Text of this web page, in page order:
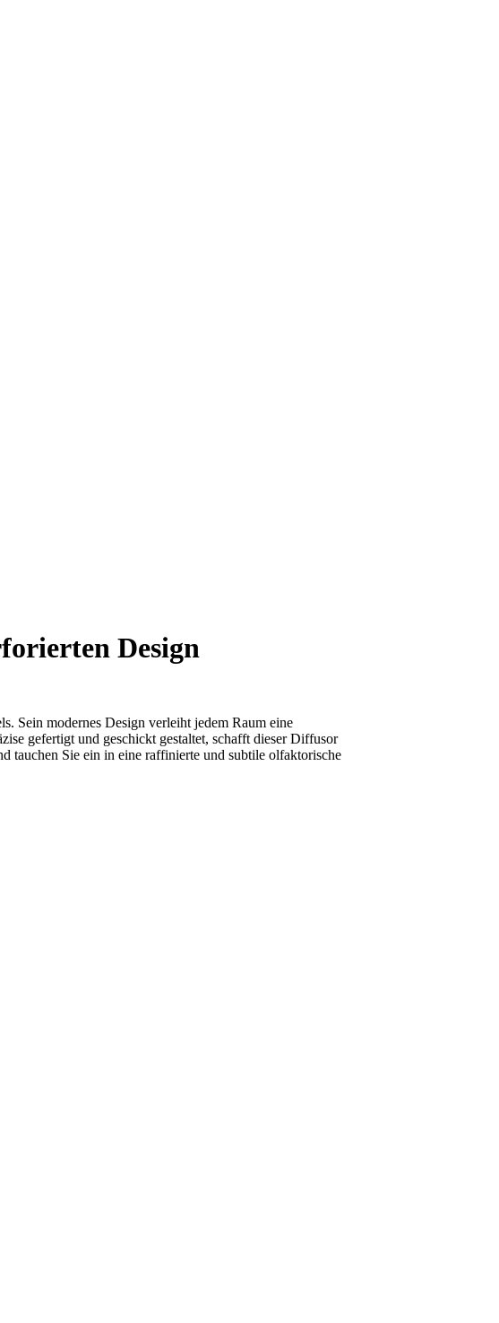
Design
Sein modernes Design verleiht jedem Raum eine
gefertigt und geschickt gestaltet, schafft dieser Diffusor
tauchen Sie ein in eine raffinierte und subtile olfaktorische